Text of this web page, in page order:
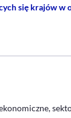
się krajów w